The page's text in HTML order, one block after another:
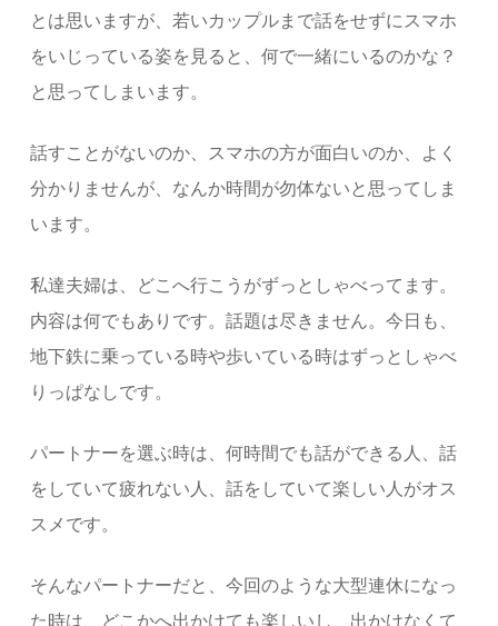
とは思いますが、若いカップルまで話をせずにスマホ
をいじっている姿を見ると、何で一緒にいるのかな？
と思ってしまいます。
話すことがないのか、スマホの方が面白いのか、よく
分かりませんが、なんか時間が勿体ないと思ってしま
います。
私達夫婦は、どこへ行こうがずっとしゃべってます。
内容は何でもありです。話題は尽きません。今日も、
地下鉄に乗っている時や歩いている時はずっとしゃべ
りっぱなしです。
パートナーを選ぶ時は、何時間でも話ができる人、話
をしていて疲れない人、話をしていて楽しい人がオス
スメです。
そんなパートナーだと、今回のような大型連休になっ
た時は、どこかへ出かけても楽しいし、出かけなくて